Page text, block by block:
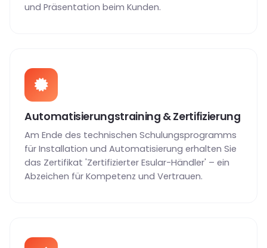
und Präsentation beim Kunden.
Automatisierungstraining & Zertifizierung
Am Ende des technischen Schulungsprogramms
für Installation und Automatisierung erhalten Sie
das Zertifikat 'Zertifizierter Esular-Händler' – ein
Abzeichen für Kompetenz und Vertrauen.